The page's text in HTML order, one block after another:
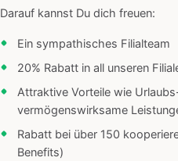
Darauf kannst Du dich freuen:
Ein sympathisches Filialteam
20% Rabatt in all unseren
Attraktive Vorteile wie
vermögenswirksame
Rabatt bei über 150
Benefits)